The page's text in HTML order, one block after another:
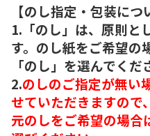
【のし指定・包装につ
1.「のし」は、原則と
す。のし紙をご希望の
「のし」を選んでくだ
2.のしのご指定が無い
せていただきますので
元のしをご希望の場合